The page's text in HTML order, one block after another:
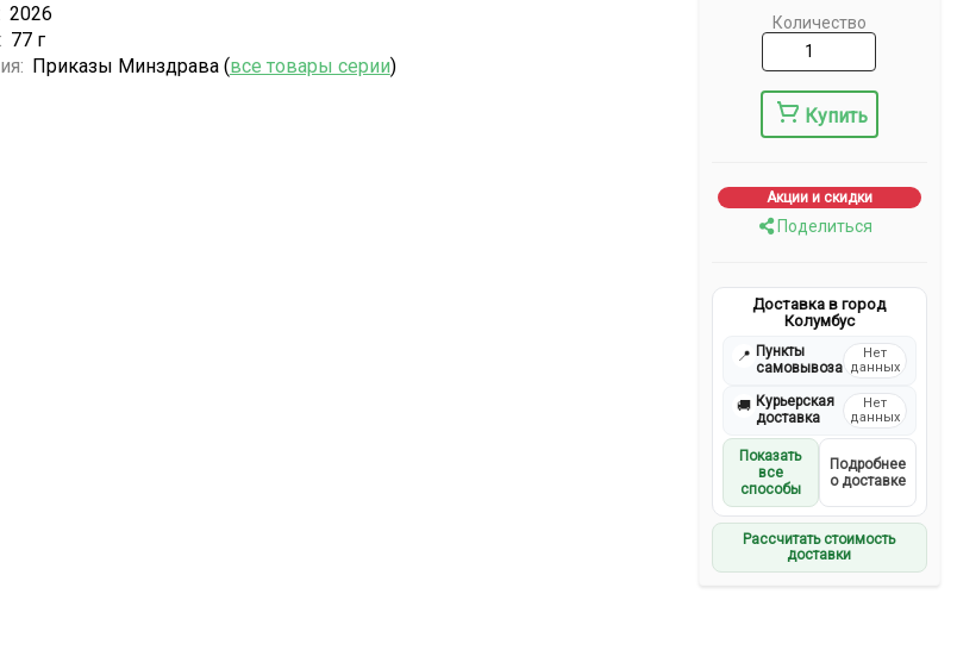
Количество
Купить
Акции и скидки
Поделиться
Доставка в город
Колумбус
📍 Пункты
самовывоза
Нет
данных
🚚 Курьерская
доставка
Нет
данных
Показать
все
способы
Подробнее
о доставке
Рассчитать стоимость
доставки
2026
77 г
Приказы Минздрава (все товары серии)